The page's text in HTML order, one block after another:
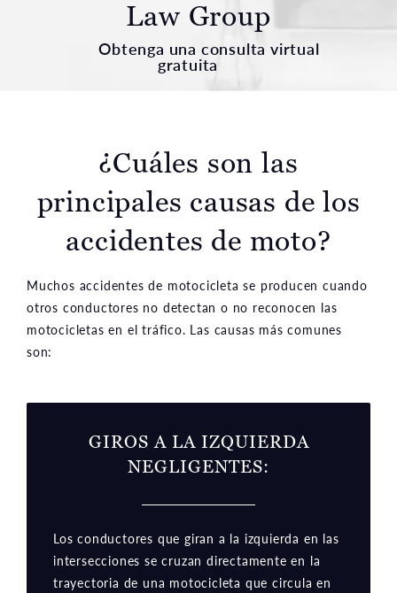
Law Group
Obtenga una consulta virtual
gratuita
¿Cuáles son las
principales causas de los
accidentes de moto?
Muchos accidentes de motocicleta se producen cuando
otros conductores no detectan o no reconocen las
motocicletas en el tráfico. Las causas más comunes
son:
GIROS A LA IZQUIERDA
NEGLIGENTES:
Los conductores que giran a la izquierda en las
intersecciones se cruzan directamente en la
trayectoria de una motocicleta que circula en